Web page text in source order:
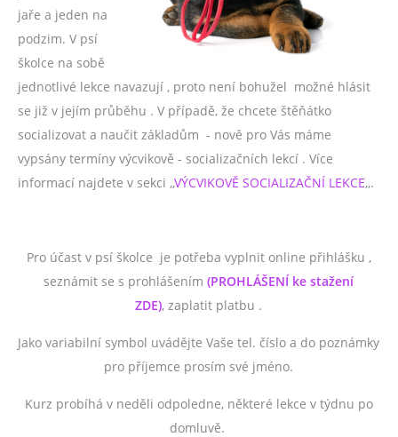
jaře a jeden na
podzim. V psí
školce na sobě
jednotlivé lekce navazují , proto není bohužel možné hlásit
se již v jejím průběhu . V případě, že chcete štěňátko
socializovat a naučit základům - nově pro Vás máme
vypsány termíny výcvikově - socializačních lekcí . Více
informací najdete v sekci ,,VÝCVIKOVĚ SOCIALIZAČNÍ LEKCE,,.
Pro účast v psí školce je potřeba vyplnit online přihlášku ,
seznámit se s prohlášením (PROHLÁŠENÍ ke stažení
ZDE), zaplatit platbu .
Jako variabilní symbol uvádějte Vaše tel. číslo a do poznámky
pro příjemce prosím své jméno.
Kurz probíhá v neděli odpoledne, některé lekce v týdnu po
domluvě.